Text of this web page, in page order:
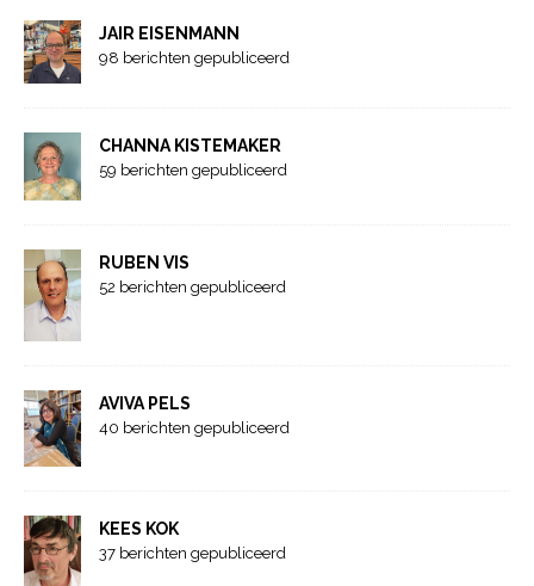
JAIR EISENMANN
98 berichten gepubliceerd
CHANNA KISTEMAKER
59 berichten gepubliceerd
RUBEN VIS
52 berichten gepubliceerd
AVIVA PELS
40 berichten gepubliceerd
KEES KOK
37 berichten gepubliceerd